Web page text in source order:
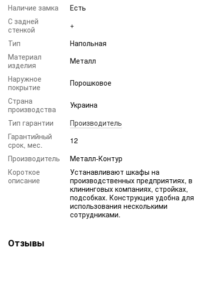
Наличие замка
Есть
С задней
стенкой
+
Тип
Напольная
Материал
изделия
Металл
Наружное
покрытие
Порошковое
Страна
производства
Украина
Тип гарантии
Производитель
Гарантийный
срок, мес.
12
Производитель
Металл-Контур
Короткое
описание
Устанавливают шкафы на
производственных предприятиях, в
клининговых компаниях, стройках,
подсобках. Конструкция удобна для
использования несколькими
сотрудниками.
Отзывы